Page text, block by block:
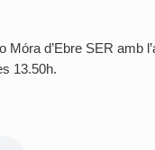
d’Ebre SER amb
13.50h.